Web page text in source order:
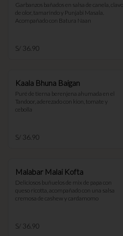
Garbanzos bañados en salsa de canela, clavo
de olor, tamarindo y Punjabi Masala.
Acompañado con Batura Naan
S/ 36.90
Kaala Bhuna Baigan
Puré de tierna berenjena ahumada en el
Tandoor, aderezado con kion, tomate y
cebolla
S/ 36.90
Malabar Malai Kofta
Deliciosos buñuelos de mix de papa con
queso ricotta, acompañado con una salsa
cremosa de cashew y cardamomo
S/ 36.90